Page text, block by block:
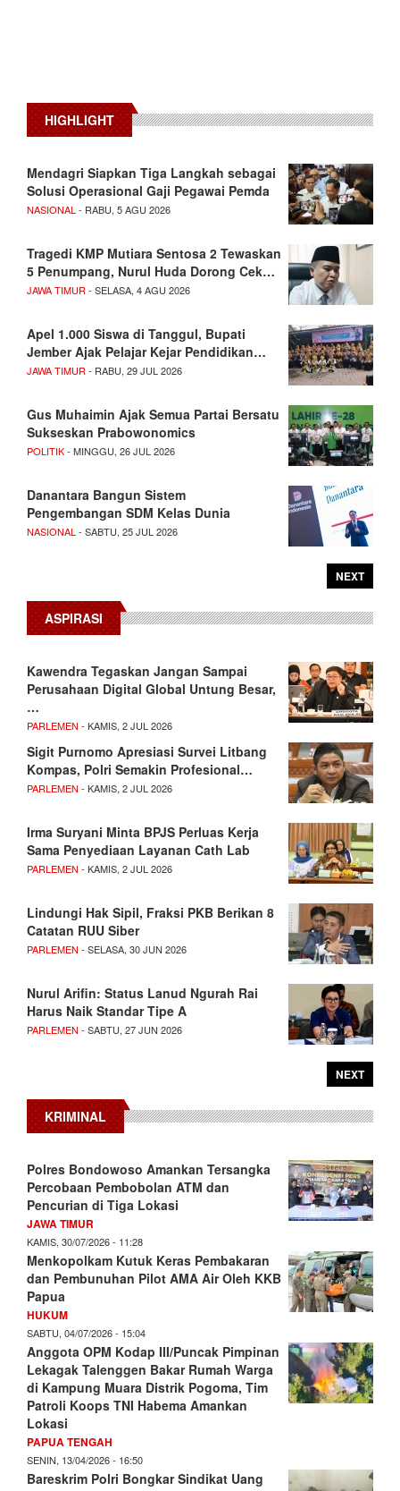
HIGHLIGHT
Mendagri Siapkan Tiga Langkah sebagai
Solusi Operasional Gaji Pegawai Pemda
NASIONAL - RABU, 5 AGU 2026
Tragedi KMP Mutiara Sentosa 2 Tewaskan
5 Penumpang, Nurul Huda Dorong Cek…
JAWA TIMUR - SELASA, 4 AGU 2026
Apel 1.000 Siswa di Tanggul, Bupati
Jember Ajak Pelajar Kejar Pendidikan…
JAWA TIMUR - RABU, 29 JUL 2026
Gus Muhaimin Ajak Semua Partai Bersatu
Sukseskan Prabowonomics
POLITIK- MINGGU, 26 JUL 2026
Danantara Bangun Sistem
Pengembangan SDM Kelas Dunia
NASIONAL - SABTU, 25 JUL 2026
NEXT
ASPIRASI
Kawendra Tegaskan Jangan Sampai
Perusahaan Digital Global Untung Besar,
…
PARLEMEN - KAMIS, 2 JUL 2026
Sigit Purnomo Apresiasi Survei Litbang
Kompas, Polri Semakin Profesional…
PARLEMEN - KAMIS, 2 JUL 2026
Irma Suryani Minta BPJS Perluas Kerja
Sama Penyediaan Layanan Cath Lab
PARLEMEN - KAMIS, 2 JUL 2026
Lindungi Hak Sipil, Fraksi PKB Berikan 8
Catatan RUU Siber
PARLEMEN - SELASA, 30 JUN 2026
Nurul Arifin: Status Lanud Ngurah Rai
Harus Naik Standar Tipe A
PARLEMEN - SABTU, 27 JUN 2026
NEXT
KRIMINAL
Polres Bondowoso Amankan Tersangka
Percobaan Pembobolan ATM dan
Pencurian di Tiga Lokasi
JAWA TIMUR
KAMIS, 30/07/2026 - 11:28
Menkopolkam Kutuk Keras Pembakaran
dan Pembunuhan Pilot AMA Air Oleh KKB
Papua
HUKUM
SABTU, 04/07/2026 - 15:04
Anggota OPM Kodap III/Puncak Pimpinan
Lekagak Talenggen Bakar Rumah Warga
di Kampung Muara Distrik Pogoma, Tim
Patroli Koops TNI Habema Amankan
Lokasi
PAPUA TENGAH
SENIN, 13/04/2026 - 16:50
Bareskrim Polri Bongkar Sindikat Uang